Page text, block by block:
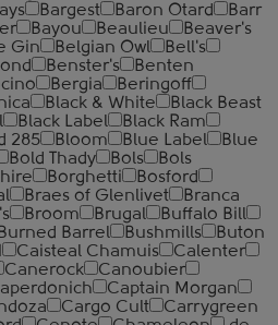
Bargest Baron Otard
Barr
Bayou Beaulieu
Beaver's
Gin Belgian Owl
Bell's
Benster's
Benten
Bergia
Beringoff
Black & White
Black Beast
Black Label
Black Ram
285 Bloom Blue Label
Blue
Bold Thady Bols
Bols
Borghetti
Bosford
Braes of Glenlivet
Branca
Broom Brugal
Buffalo Bill
Burned Barrel Bushmills
Buton
Caisteal Chamuis
Calenter
Canerock
Canoubier
Captain Morgan
Cargo Cult
Carrygreen